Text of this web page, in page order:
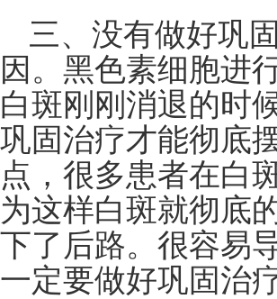
三、没有做好巩
因。黑色素细胞进
白斑刚刚消退的时
巩固治疗才能彻底
点，很多患者在白
为这样白斑就彻底
下了后路。很容易
一定要做好巩固治疗